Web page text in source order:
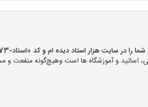
هزار استاد دیده ام و کد «استاد-473» را اعلام کنید»
و آموزشگاه ها است وهیچ‌گونه منفعت و